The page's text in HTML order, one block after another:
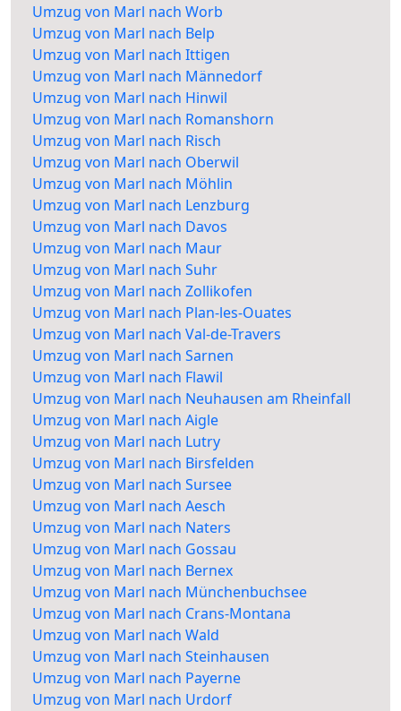
Umzug von Marl nach Worb
Umzug von Marl nach Belp
Umzug von Marl nach Ittigen
Umzug von Marl nach Männedorf
Umzug von Marl nach Hinwil
Umzug von Marl nach Romanshorn
Umzug von Marl nach Risch
Umzug von Marl nach Oberwil
Umzug von Marl nach Möhlin
Umzug von Marl nach Lenzburg
Umzug von Marl nach Davos
Umzug von Marl nach Maur
Umzug von Marl nach Suhr
Umzug von Marl nach Zollikofen
Umzug von Marl nach Plan-les-Ouates
Umzug von Marl nach Val-de-Travers
Umzug von Marl nach Sarnen
Umzug von Marl nach Flawil
Umzug von Marl nach Neuhausen am Rheinfall
Umzug von Marl nach Aigle
Umzug von Marl nach Lutry
Umzug von Marl nach Birsfelden
Umzug von Marl nach Sursee
Umzug von Marl nach Aesch
Umzug von Marl nach Naters
Umzug von Marl nach Gossau
Umzug von Marl nach Bernex
Umzug von Marl nach Münchenbuchsee
Umzug von Marl nach Crans-Montana
Umzug von Marl nach Wald
Umzug von Marl nach Steinhausen
Umzug von Marl nach Payerne
Umzug von Marl nach Urdorf